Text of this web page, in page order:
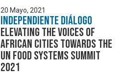
20 Mayo, 2021
Independiente Diálogo
Elevating the voices of
African cities towards the
UN Food Systems Summit
2021